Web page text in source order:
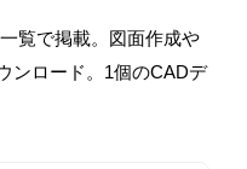
覧で掲載。図面作成や
ンロード。1個のCADデ